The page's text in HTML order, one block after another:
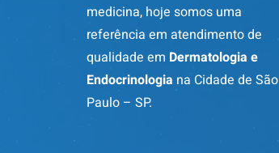
medicina, hoje somos uma
referência em atendimento de
qualidade em Dermatologia e
Endocrinologia na Cidade de São
Paulo – SP.